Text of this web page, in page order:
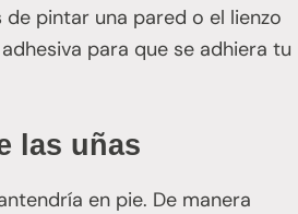
pintar una pared o el lienzo
para que se adhiera tu
las uñas
en pie. De manera